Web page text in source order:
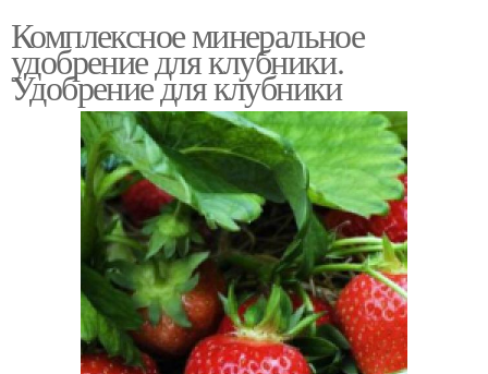
Комплексное минеральное
удобрение для клубники.
Удобрение для клубники